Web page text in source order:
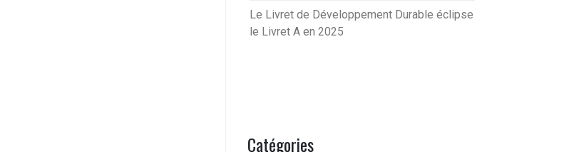
Le Livret de Développement Durable éclipse
le Livret A en 2025
Catégories